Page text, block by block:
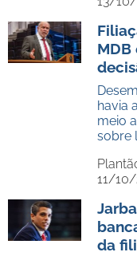
havia
meio
sobre
11/10/
da